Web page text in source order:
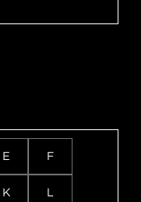
E F
K L